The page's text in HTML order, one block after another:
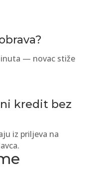
— novac stiže
kredit bez
iz priljeva na